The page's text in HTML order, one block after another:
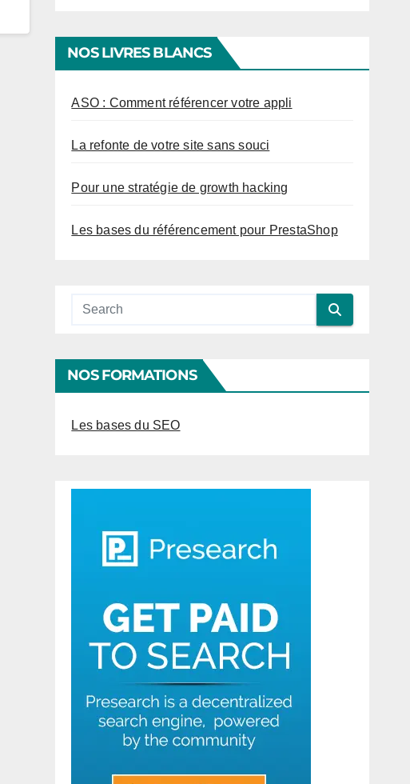
NOS LIVRES BLANCS
ASO : Comment référencer votre appli
La refonte de votre site sans souci
Pour une stratégie de growth hacking
Les bases du référencement pour PrestaShop
NOS FORMATIONS
Les bases du SEO